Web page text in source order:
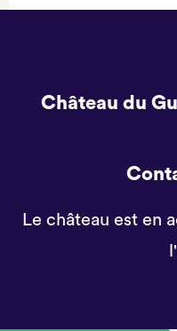
Château du
Le château est en